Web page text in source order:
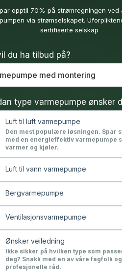
opptil 70% på strømregningen ved
via strømselskapet.
sertifiserte selskap
du ha tilbud på?
type varmepumpe ønsker
Luft til luft varmepumpe
Den mest populære løsningen. Spar
med en energieffektiv varmepumpe
varmer og kjøler.
Luft til vann varmepumpe
Bergvarmepumpe
Ventilasjonsvarmepumpe
Ønsker veiledning
Ikke sikker på hvilken type som
deg? Snakk med en av våre fagfolk
profesjonelle råd.